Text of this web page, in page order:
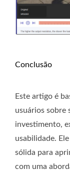
Conclusão
Este artigo é
usuários sobre
investimento,
usabilidade.
sólida para
com uma